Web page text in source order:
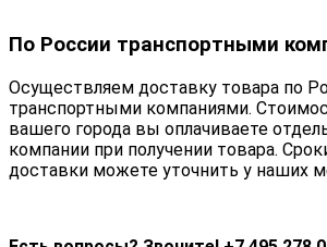
По России транспортными
Осуществляем доставку товара по
транспортными компаниями.
вашего города вы оплачиваете
компании при получении товара.
доставки можете уточнить у наших